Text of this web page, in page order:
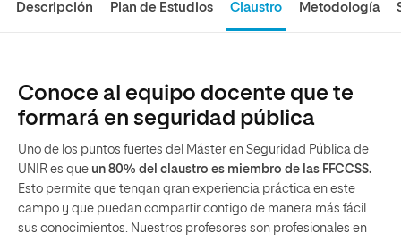
Descripción Plan de Estudios Claustro Metodología
Conoce al equipo docente que te
formará en seguridad pública
Uno de los puntos fuertes del Máster en Seguridad Pública de
UNIR es que un 80% del claustro es miembro de las FFCCSS.
Esto permite que tengan gran experiencia práctica en este
campo y que puedan compartir contigo de manera más fácil
sus conocimientos. Nuestros profesores son profesionales en